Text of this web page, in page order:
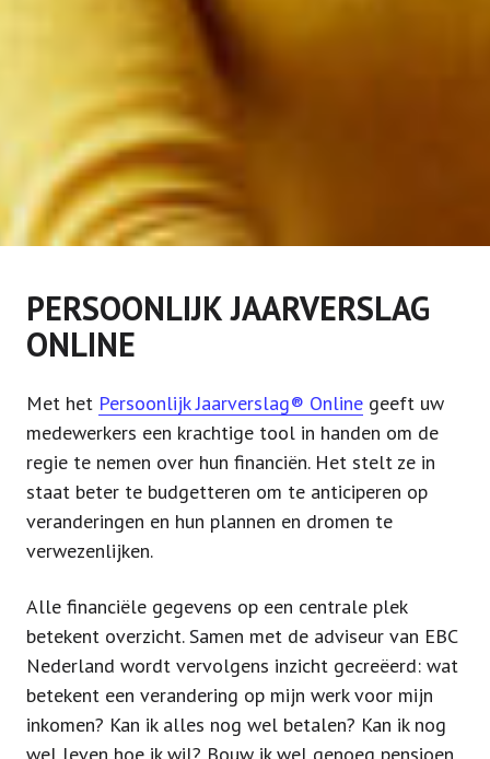
PERSOONLIJK JAARVERSLAG
ONLINE
Met het Persoonlijk Jaarverslag® Online geeft uw
medewerkers een krachtige tool in handen om de
regie te nemen over hun financiën. Het stelt ze in
staat beter te budgetteren om te anticiperen op
veranderingen en hun plannen en dromen te
verwezenlijken.
Alle financiële gegevens op een centrale plek
betekent overzicht. Samen met de adviseur van EBC
Nederland wordt vervolgens inzicht gecreëerd: wat
betekent een verandering op mijn werk voor mijn
inkomen? Kan ik alles nog wel betalen? Kan ik nog